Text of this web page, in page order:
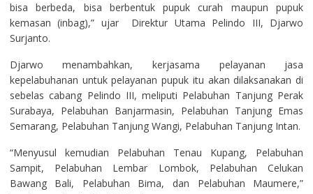
bisa berbeda, bisa berbentuk pupuk curah maupun pupuk
kemasan (inbag),” ujar Direktur Utama Pelindo III, Djarwo
Surjanto.
Djarwo menambahkan, kerjasama pelayanan jasa
kepelabuhanan untuk pelayanan pupuk itu akan dilaksanakan di
sebelas cabang Pelindo III, meliputi Pelabuhan Tanjung Perak
Surabaya, Pelabuhan Banjarmasin, Pelabuhan Tanjung Emas
Semarang, Pelabuhan Tanjung Wangi, Pelabuhan Tanjung Intan.
“Menyusul kemudian Pelabuhan Tenau Kupang, Pelabuhan
Sampit, Pelabuhan Lembar Lombok, Pelabuhan Celukan
Bawang Bali, Pelabuhan Bima, dan Pelabuhan Maumere,”